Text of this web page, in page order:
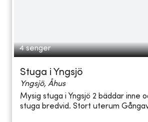
4 senger
Stuga i Yngsjö
Yngsjö, Åhus
Mysig stuga i Yngsjö 2 bäddar inne
stuga bredvid. Stort uterum